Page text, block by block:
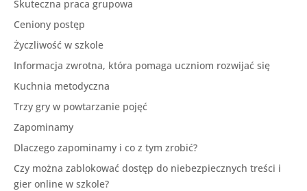
Skuteczna praca grupowa
Ceniony postęp
Życzliwość w szkole
Informacja zwrotna, która pomaga uczniom rozwijać się
Kuchnia metodyczna
Trzy gry w powtarzanie pojęć
Zapominamy
Dlaczego zapominamy i co z tym zrobić?
Czy można zablokować dostęp do niebezpiecznych treści i
gier online w szkole?